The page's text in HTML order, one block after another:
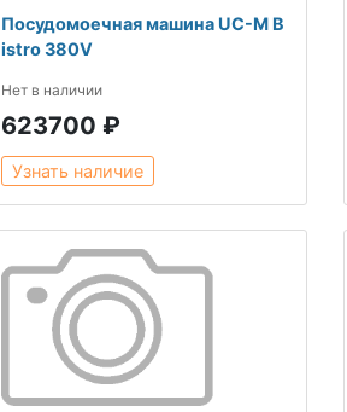
Посудомоечная машина UC-М B
istro 380V
Нет в наличии
623700 ₽
Узнать наличие